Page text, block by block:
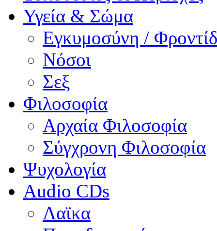
Υγεία & Σώμα
Εγκυμοσύνη /
Νόσοι
Σεξ
Φιλοσοφία
Αρχαία Φιλοσοφία
Σύγχρονη Φιλοσοφία
Ψυχολογία
Audio CDs
Λαϊκα